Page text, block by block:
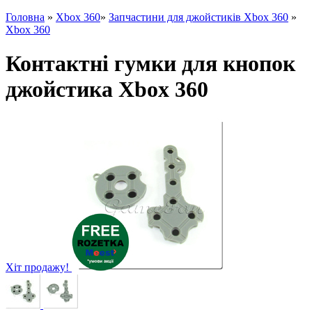
Головна » Xbox 360» Запчастини для джойстиків Xbox 360 »
Xbox 360
Контактні гумки для кнопок
джойстика Xbox 360
Хіт продажу!